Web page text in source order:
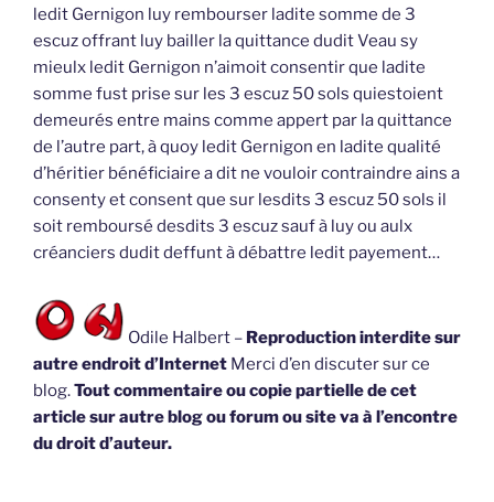
ledit Gernigon luy rembourser ladite somme de 3
escuz offrant luy bailler la quittance dudit Veau sy
mieulx ledit Gernigon n’aimoit consentir que ladite
somme fust prise sur les 3 escuz 50 sols quiestoient
demeurés entre mains comme appert par la quittance
de l’autre part, à quoy ledit Gernigon en ladite qualité
d’héritier bénéficiaire a dit ne vouloir contraindre ains a
consenty et consent que sur lesdits 3 escuz 50 sols il
soit remboursé desdits 3 escuz sauf à luy ou aulx
créanciers dudit deffunt à débattre ledit payement…
Odile Halbert – Reproduction interdite sur
autre endroit d’Internet Merci d’en discuter sur ce
blog.Tout commentaire ou copie partielle de cet
article sur autre blog ou forum ou site va à l’encontre
du droit d’auteur.